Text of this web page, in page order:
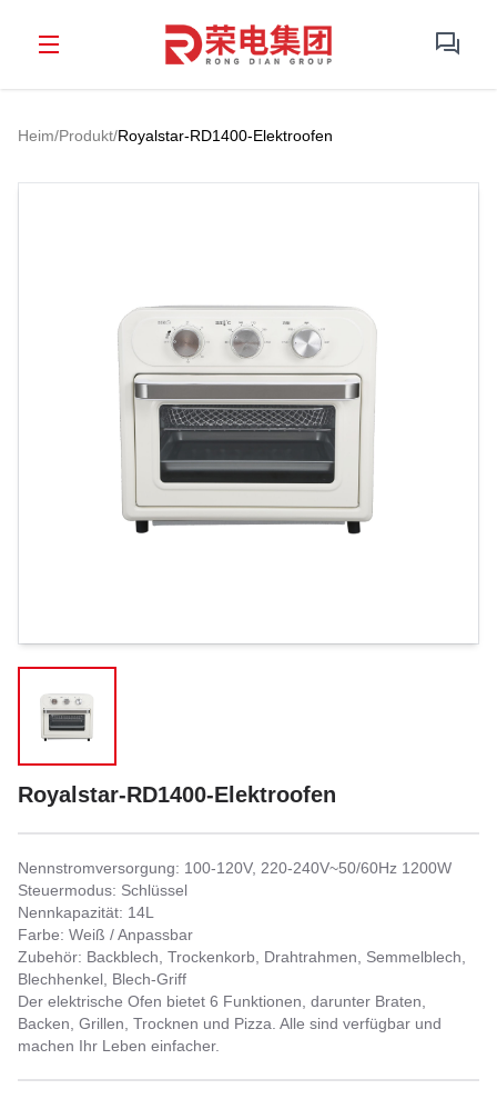
Heim/Produkt/Royalstar-RD1400-Elektroofen
Royalstar-RD1400-Elektroofen
Nennstromversorgung: 100-120V, 220-240V~50/60Hz 1200W
Steuermodus: Schlüssel
Nennkapazität: 14L
Farbe: Weiß / Anpassbar
Zubehör: Backblech, Trockenkorb, Drahtrahmen, Semmelblech,
Blechhenkel, Blech-Griff
Der elektrische Ofen bietet 6 Funktionen, darunter Braten,
Backen, Grillen, Trocknen und Pizza. Alle sind verfügbar und
machen Ihr Leben einfacher.